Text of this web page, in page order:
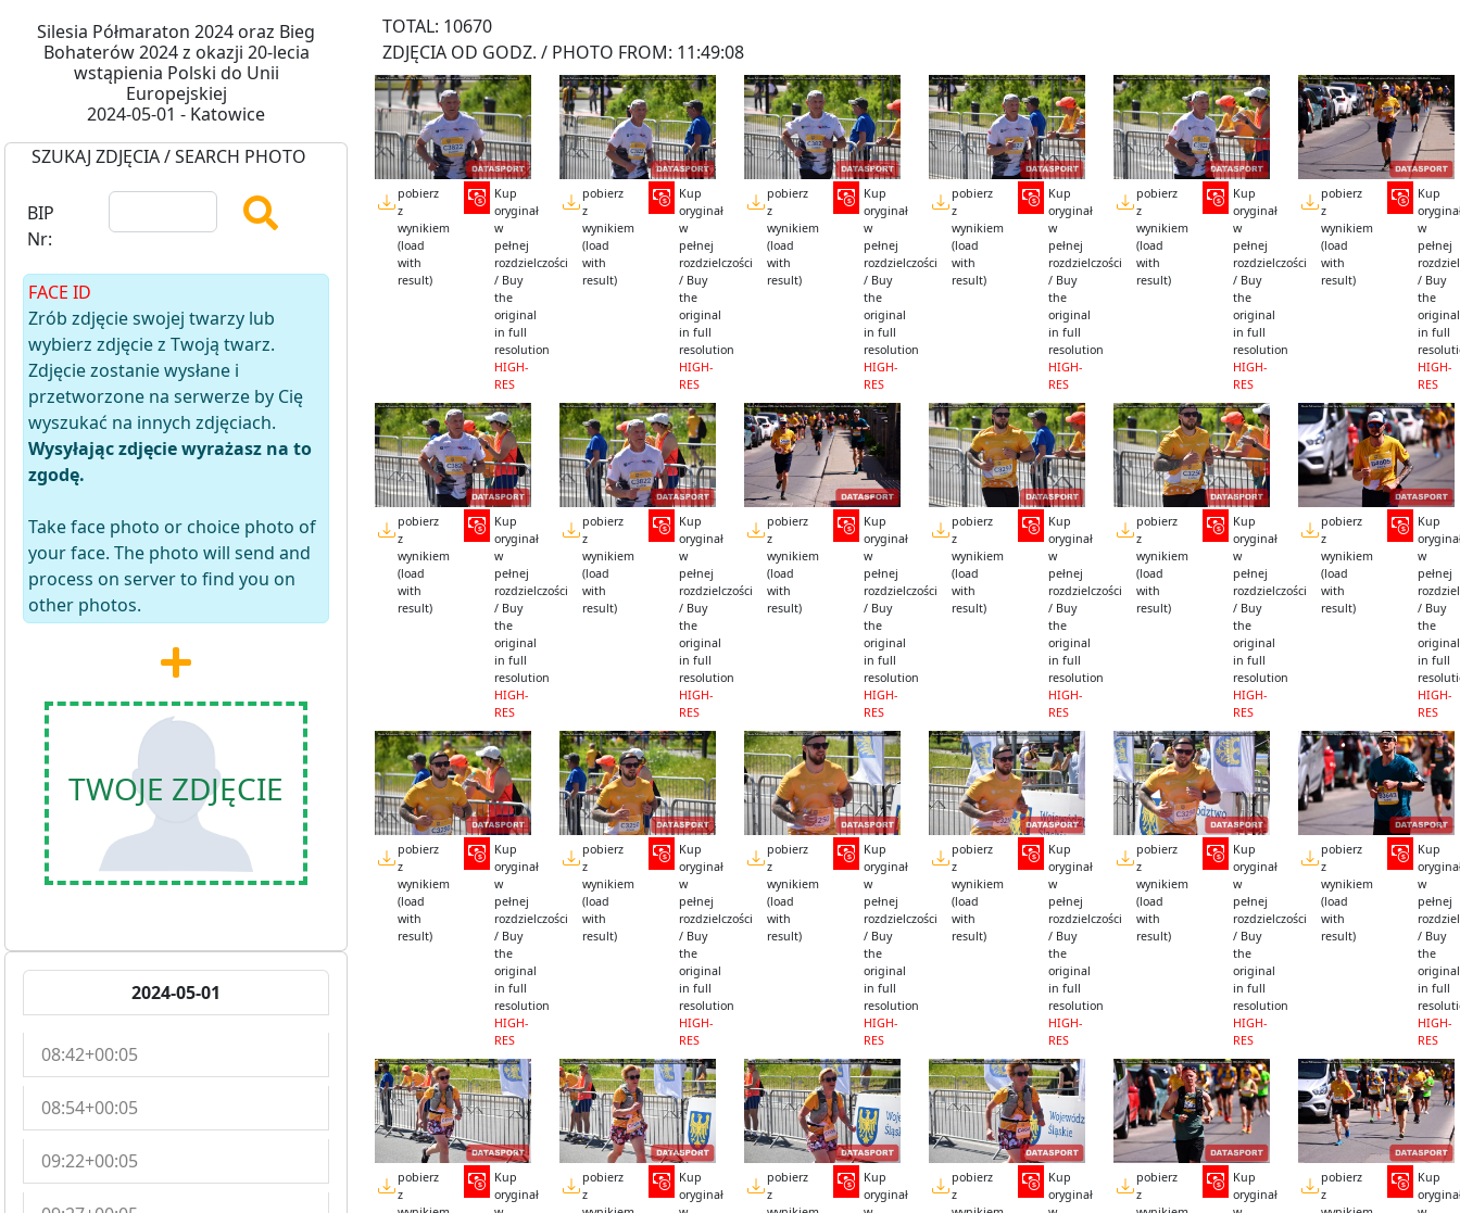
Silesia Półmaraton 2024 oraz Bieg
Bohaterów 2024 z okazji 20-lecia
wstąpienia Polski do Unii
Europejskiej
2024-05-01 - Katowice
SZUKAJ ZDJĘCIA / SEARCH PHOTO
BIP
Nr:
FACE ID
Zrób zdjęcie swojej twarzy lub
wybierz zdjęcie z Twoją twarz.
Zdjęcie zostanie wysłane i
przetworzone na serwerze by Cię
wyszukać na innych zdjęciach.
Wysyłając zdjęcie wyrażasz na to
zgodę.
Take face photo or choice photo of
your face. The photo will send and
process on server to find you on
other photos.
TWOJE ZDJĘCIE
2024-05-01
08:42+00:05
08:54+00:05
09:22+00:05
TOTAL: 10670
ZDJĘCIA OD GODZ. / PHOTO FROM: 11:49:08
pobierz
z
wynikiem
(load
with
result)
Kup
oryginał
w
pełnej
rozdzielczości
/ Buy
the
original
in full
resolution
HIGH-
RES
pobierz
z
wynikiem
(load
with
result)
Kup
oryginał
w
pełnej
rozdzielczości
/ Buy
the
original
in full
resolution
HIGH-
RES
pobierz
z
wynikiem
(load
with
result)
Kup
oryginał
w
pełnej
rozdzielczości
/ Buy
the
original
in full
resolution
HIGH-
RES
pobierz
z
wynikiem
(load
with
result)
Kup
oryginał
w
pełnej
rozdzielczości
/ Buy
the
original
in full
resolution
HIGH-
RES
pobierz
z
wynikiem
(load
with
result)
Kup
oryginał
w
pełnej
rozdzielczości
/ Buy
the
original
in full
resolution
HIGH-
RES
pobierz
z
wynikiem
(load
with
result)
Kup
w
pełnej
/ Buy
the
original
in full
HIGH-
RES
pobierz
z
wynikiem
(load
with
result)
Kup
oryginał
w
pełnej
rozdzielczości
/ Buy
the
original
in full
resolution
HIGH-
RES
pobierz
z
wynikiem
(load
with
result)
Kup
oryginał
w
pełnej
rozdzielczości
/ Buy
the
original
in full
resolution
HIGH-
RES
pobierz
z
wynikiem
(load
with
result)
Kup
oryginał
w
pełnej
rozdzielczości
/ Buy
the
original
in full
resolution
HIGH-
RES
pobierz
z
wynikiem
(load
with
result)
Kup
oryginał
w
pełnej
rozdzielczości
/ Buy
the
original
in full
resolution
HIGH-
RES
pobierz
z
wynikiem
(load
with
result)
Kup
oryginał
w
pełnej
rozdzielczości
/ Buy
the
original
in full
resolution
HIGH-
RES
pobierz
z
wynikiem
(load
with
result)
Kup
w
pełnej
/ Buy
the
original
in full
HIGH-
RES
pobierz
z
wynikiem
(load
with
result)
Kup
oryginał
w
pełnej
rozdzielczości
/ Buy
the
original
in full
resolution
HIGH-
RES
pobierz
z
wynikiem
(load
with
result)
Kup
oryginał
w
pełnej
rozdzielczości
/ Buy
the
original
in full
resolution
HIGH-
RES
pobierz
z
wynikiem
(load
with
result)
Kup
oryginał
w
pełnej
rozdzielczości
/ Buy
the
original
in full
resolution
HIGH-
RES
pobierz
z
wynikiem
(load
with
result)
Kup
oryginał
w
pełnej
rozdzielczości
/ Buy
the
original
in full
resolution
HIGH-
RES
pobierz
z
wynikiem
(load
with
result)
Kup
oryginał
w
pełnej
rozdzielczości
/ Buy
the
original
in full
resolution
HIGH-
RES
pobierz
z
wynikiem
(load
with
result)
Kup
w
pełnej
/ Buy
the
original
in full
HIGH-
RES
pobierz
z
Kup
oryginał
pobierz
z
Kup
oryginał
pobierz
z
Kup
oryginał
pobierz
z
Kup
oryginał
pobierz
z
Kup
oryginał
pobierz
z
Kup